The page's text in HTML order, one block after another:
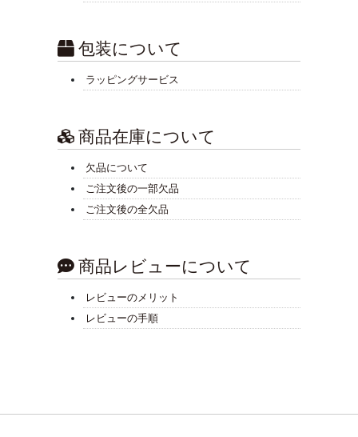
包装について
ラッピングサービス
商品在庫について
欠品について
ご注文後の一部欠品
ご注文後の全欠品
商品レビューについて
レビューのメリット
レビューの手順